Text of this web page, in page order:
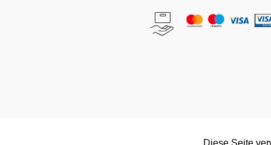
Diese Seite